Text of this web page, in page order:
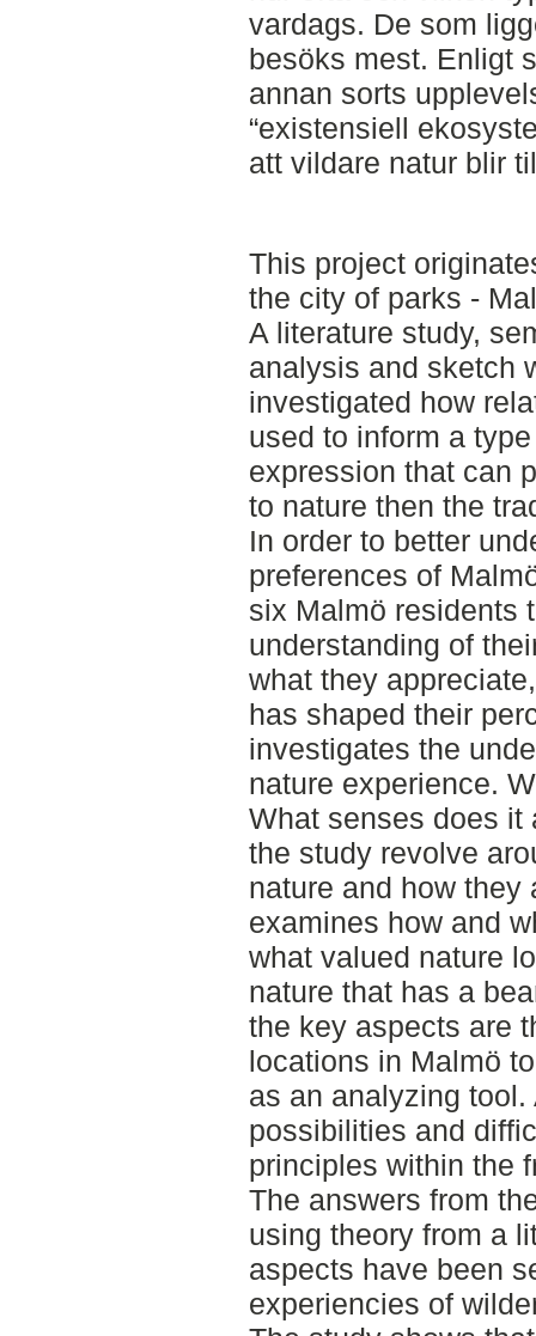
vardags. De som
besöks mest. Enligt
annan sorts
“existensiell
att vildare natur blir
This project
the city of parks -
A literature study,
analysis and sketch
investigated how
used to inform a
expression that can
to nature then the
In order to better
preferences of
six Malmö residents
understanding of
what they
has shaped their
investigates the
nature experience.
What senses does it
the study revolve
nature and how they
examines how and
what valued nature
nature that has a
the key aspects are
locations in Malmö
as an analyzing
possibilities and
principles within the
The answers from
using theory from a
aspects have been
experiencies of